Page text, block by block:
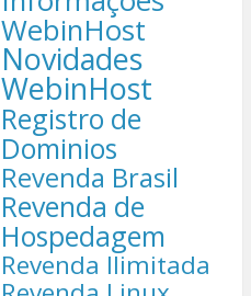
WebinHost
Novidades
WebinHost
Registro de
Dominios
Revenda Brasil
Revenda de
Hospedagem
Revenda Ilimitada